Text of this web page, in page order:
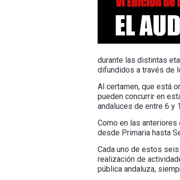
durante las distintas
difundidos a través de
Al certamen, que está
pueden concurrir en
andaluces de entre 6 y
Como en las
desde Primaria hasta
Cada uno de estos
realización de
pública andaluza,